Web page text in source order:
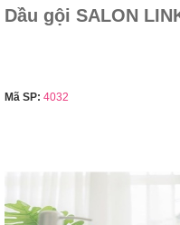
Dầu gội SALON
Mã SP: 4032